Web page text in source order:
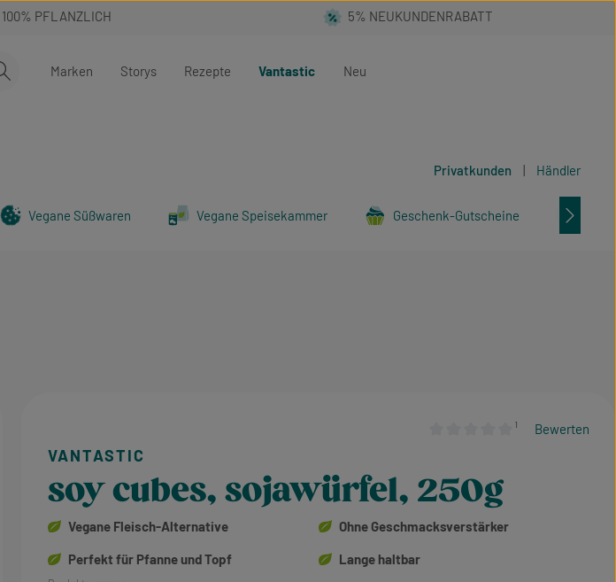
Marken
Storys Rezepte Vantastic Neu
Privatkunden | Händler
Vegane Süßwaren Vegane Speisekammer Geschenk-Gutscheine
¹ Bewerten
soy cubes, sojawürfel, 250g
Vegane Fleisch-Alternative Ohne Geschmacksverstärker
Perfekt für Pfanne und Topf Lange haltbar